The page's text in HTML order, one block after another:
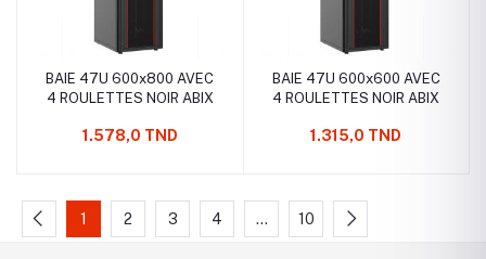
BAIE 47U 600x800 AVEC
4 ROULETTES NOIR ABIX
1.578,0 TND
BAIE 47U 600x600 AVEC
4 ROULETTES NOIR ABIX
1.315,0 TND
1 2 3 4 … 10